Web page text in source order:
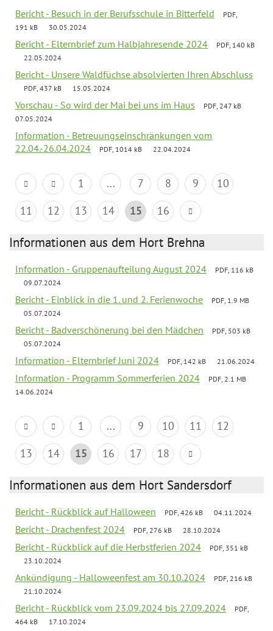
Bericht - Besuch in der Berufsschule in Bitterfeld
PDF,
191 kB
30.05.2024
Bericht - Elternbrief zum Halbjahresende 2024
PDF, 140 kB
22.05.2024
Bericht - Unsere Waldfüchse absolvierten Ihren Abschluss
PDF, 437 kB 15.05.2024
Vorschau - So wird der Mai bei uns im Haus
PDF, 247 kB
07.05.2024
Information - Betreuungseinschränkungen vom
22.04.-26.04.2024
PDF, 1014 kB 22.04.2024
1 ... 7 8 9
10
11
12 13 14 15 16
Informationen aus dem Hort Brehna
Information - Gruppenaufteilung August 2024
PDF, 116 kB
09.07.2024
Bericht - Einblick in die 1. und 2. Ferienwoche
PDF, 1.9 MB
05.07.2024
Bericht - Badverschönerung bei den Mädchen
PDF, 503 kB
05.07.2024
Information - Elternbrief Juni 2024 PDF, 142 kB 21.06.2024
Information - Programm Sommerferien 2024
PDF, 2.1 MB
14.06.2024
1 ... 9 10 11
12
13
14 15 16 17 18
Informationen aus dem Hort Sandersdorf
Bericht - Rückblick auf Halloween PDF, 426 kB 04.11.2024
Bericht - Drachenfest 2024 PDF, 276 kB 28.10.2024
Bericht - Rückblick auf die Herbstferien 2024
PDF, 351 kB
23.10.2024
Ankündigung - Halloweenfest am 30.10.2024
PDF, 216 kB
21.10.2024
Bericht - Rückblick vom 23.09.2024 bis 27.09.2024
PDF,
464 kB
17.10.2024